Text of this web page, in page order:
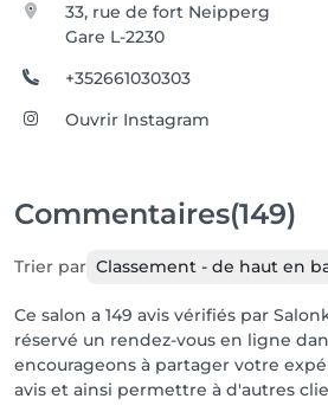
33, rue de fort Neipperg
Gare L-2230
+352661030303
Ouvrir Instagram
Commentaires(149)
Trier par Classement - de haut en
Ce salon a 149 avis vérifiés par
réservé un rendez-vous en ligne
encourageons à partager votre
avis et ainsi permettre à d'autres